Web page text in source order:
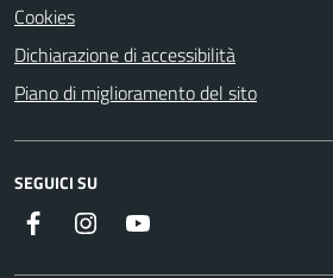
Cookies
Dichiarazione di accessibilità
Piano di miglioramento del sito
SEGUICI SU
InstagramYouTube